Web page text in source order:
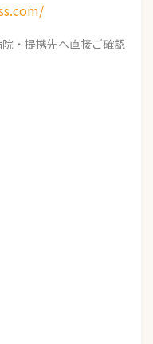
・提携先へ直接ご確認